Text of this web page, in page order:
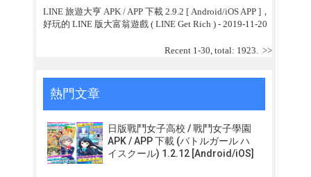
LINE 旅遊大亨 APK / APP 下載 2.9.2 [ Android/iOS APP ]，
好玩的 LINE 版大富翁遊戲 ( LINE Get Rich )- 2019-11-20
Recent 1-30, total: 1923. >>
熱門文章
日版戰鬥女子高校 / 戰鬥女子學園
APK / APP 下載 (バトルガール ハ
イスクール) 1.2.12 [Android/iOS]